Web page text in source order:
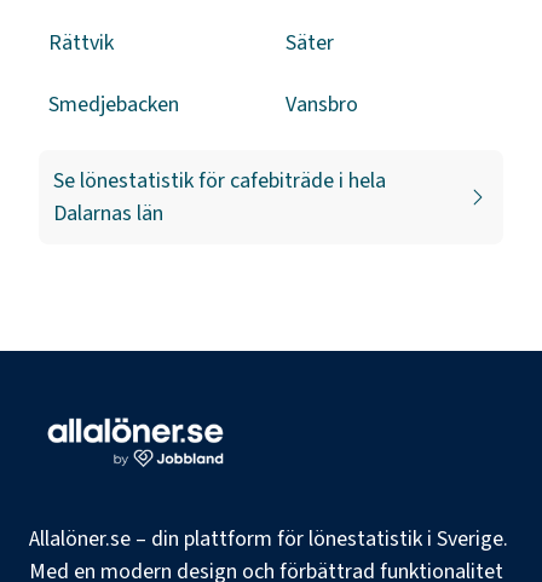
Rättvik Säter
Smedjebacken Vansbro
Se lönestatistik för cafebiträde i hela
Dalarnas län
Allalöner.se – din plattform för lönestatistik i Sverige.
Med en modern design och förbättrad funktionalitet